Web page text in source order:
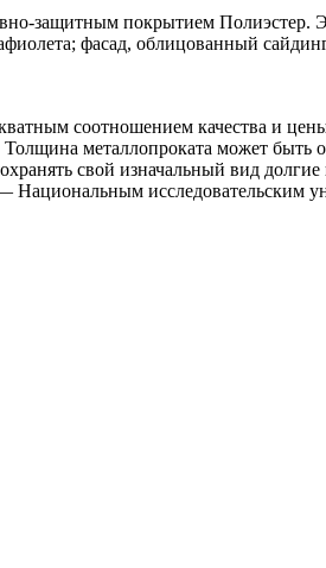
защитным покрытием Полиэстер.
фасад, облицованный
соотношением качества и
металлопроката может
свой изначальный вид
— Национальным